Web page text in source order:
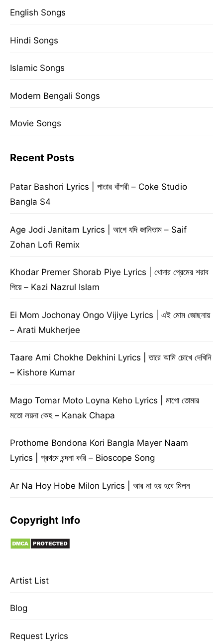
English Songs
Hindi Songs
Islamic Songs
Modern Bengali Songs
Movie Songs
Recent Posts
Patar Bashori Lyrics | পাতার বাঁশরী – Coke Studio
Bangla S4
Age Jodi Janitam Lyrics | আগে যদি জানিতাম – Saif
Zohan Lofi Remix
Khodar Premer Shorab Piye Lyrics | খোদার প্রেমের শরাব
পিয়ে – Kazi Nazrul Islam
Ei Mom Jochonay Ongo Vijiye Lyrics | এই মোম জোছনায়
– Arati Mukherjee
Taare Ami Chokhe Dekhini Lyrics | তারে আমি চোখে দেখিনি
– Kishore Kumar
Mago Tomar Moto Loyna Keho Lyrics | মাগো তোমার
মতো লয়না কেহ – Kanak Chapa
Prothome Bondona Kori Bangla Mayer Naam
Lyrics | প্রথমে বন্দনা করি – Bioscope Song
Ar Na Hoy Hobe Milon Lyrics | আর না হয় হবে মিলন
Copyright Info
Artist List
Blog
Request Lyrics